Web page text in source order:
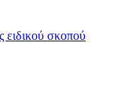
ειδικού σκοπού